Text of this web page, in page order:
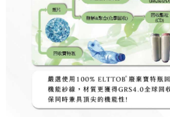
pembayaran selepas tarikh penyelesaian
2. Melalui pautan SMS untuk membuka bil,
membayar melalui "Kod bar kedai serbaneka /
Mobile / Pemindahan bank / Pembayaran J街口
saluran lain.
1. Perkhidmatan ini disediakan oleh "Taiwan
membolehkan pengguna membeli produk atau
perkhidmatan ini semasa transaksi, dan kedai
tuntutan harga jual/beli ansuran kepada